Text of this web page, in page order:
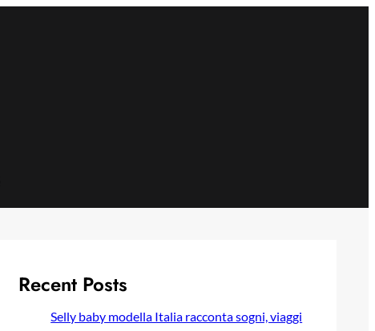
Recent Posts
Selly baby modella Italia racconta sogni, viaggi